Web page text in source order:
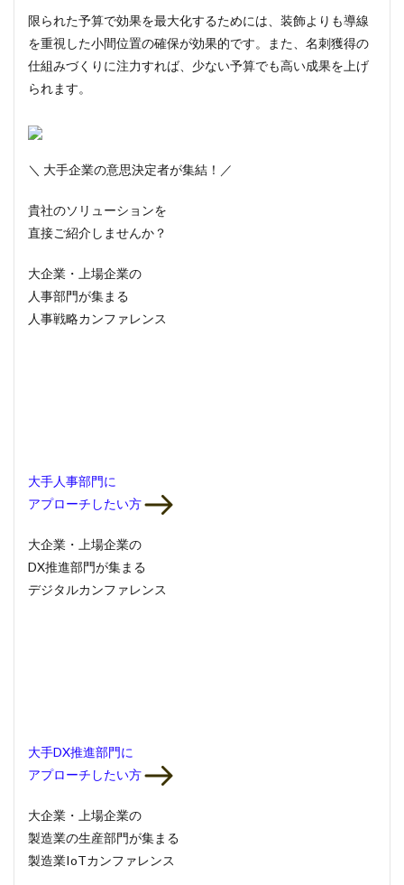
限られた予算で効果を最大化するためには、装飾よりも導線
を重視した小間位置の確保が効果的です。また、名刺獲得の
仕組みづくりに注力すれば、少ない予算でも高い成果を上げ
られます。
＼ 大手企業の意思決定者が集結！／
貴社のソリューションを
直接ご紹介しませんか？
大企業・上場企業の
人事部門が集まる
人事戦略カンファレンス
大手人事部門に
アプローチしたい方
大企業・上場企業の
DX推進部門が集まる
デジタルカンファレンス
大手DX推進部門に
アプローチしたい方
大企業・上場企業の
製造業の生産部門が集まる
製造業IoTカンファレンス